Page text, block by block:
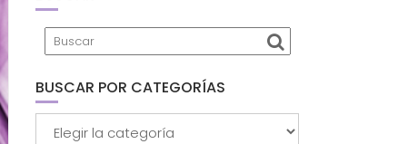
BUSCAR POR CATEGORÍAS